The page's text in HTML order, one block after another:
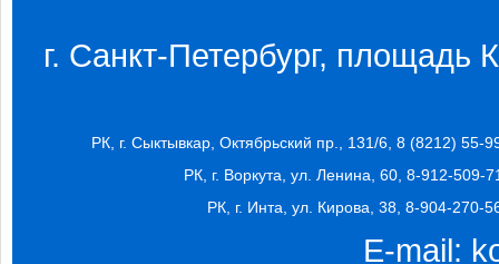
г. Санкт-Петербург, площадь
РК, г. Сыктывкар, Октябрьский пр., 131/6, 8 (8212) 55-
РК, г. Воркута, ул. Ленина, 60, 8-912-509-
РК, г. Инта, ул. Кирова, 38, 8-904-270-
E-mail: